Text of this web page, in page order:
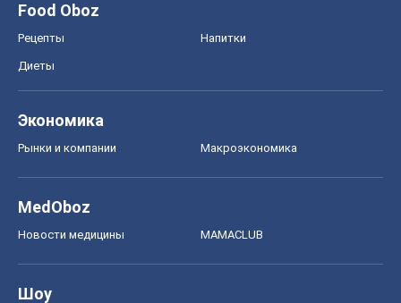
Food Oboz
Рецепты Напитки
Диеты
Экономика
Рынки и компании Mакроэкономика
MedOboz
Новости медицины MAMACLUB
Шоу